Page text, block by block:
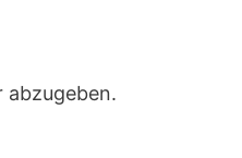
abzugeben.